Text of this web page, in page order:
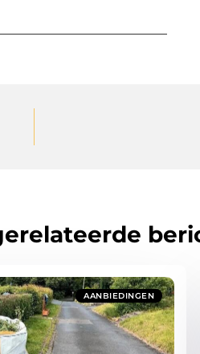
AANBIEDINGEN